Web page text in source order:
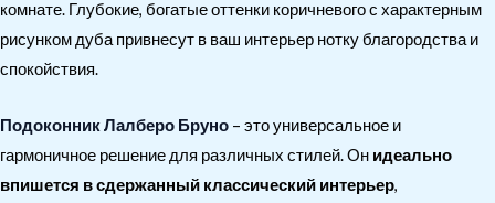
комнате. Глубокие, богатые оттенки коричневого с характерным
рисунком дуба привнесут в ваш интерьер нотку благородства и
спокойствия.
Подоконник Лалберо Бруно – это универсальное и
гармоничное решение для различных стилей. Он идеально
впишется в сдержанный классический интерьер,